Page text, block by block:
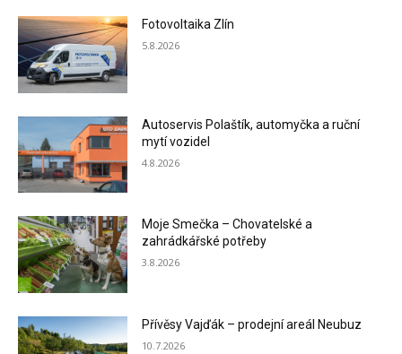
Fotovoltaika Zlín
5.8.2026
Autoservis Polaštík, automyčka a ruční
mytí vozidel
4.8.2026
Moje Smečka – Chovatelské a
zahrádkářské potřeby
3.8.2026
Přívěsy Vajďák – prodejní areál Neubuz
10.7.2026